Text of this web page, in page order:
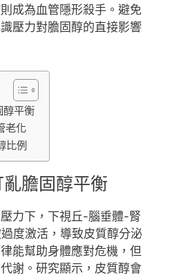
成為血管隱形殺手。避免
壓力對膽固醇的直接影響
醇平衡
老化
比例
膽固醇平衡
力下，下視丘-腦垂體-腎
度激活，導致皮質醇分泌
能幫助身體應對危機，但
謝。研究顯示，皮質醇會